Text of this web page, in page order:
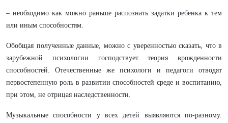
– необходимо как можно раньше распознать задатки ребенка к тем
или иным способностям.
Обобщая полученные данные, можно с уверенностью сказать, что в
зарубежной психологии господствует теория врожденности
способностей. Отечественные же психологи и педагоги отводят
первостепенную роль в развитии способностей среде и воспитанию,
при этом, не отрицая наследственности.
Музыкальные способности у всех детей выявляются по-разному.